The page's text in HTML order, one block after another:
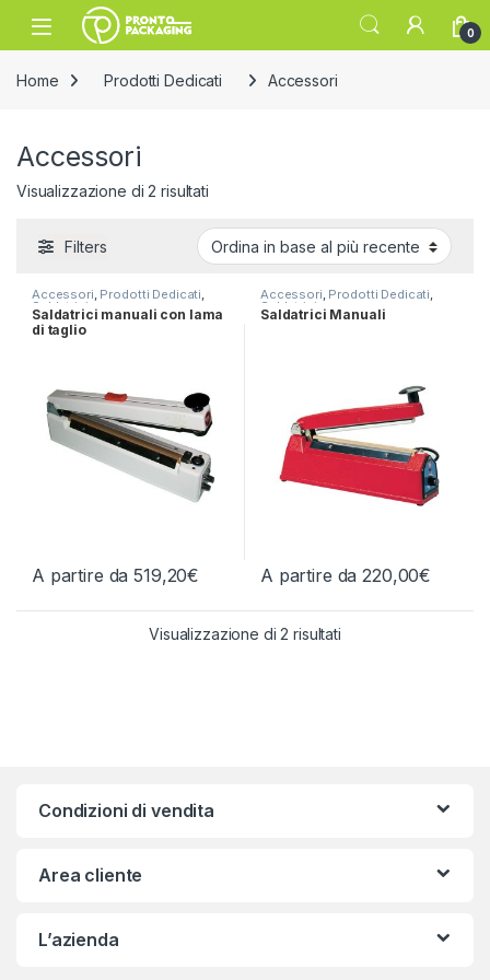
Skip to navigation
Skip to content
Open 0
Home Prodotti Dedicati Accessori
Accessori
Visualizzazione di 2 risultatiOrdina in base al più recente
Filters
Accessori, Prodotti Dedicati,
Saldatrici
Saldatrici manuali con lama
di taglio
A partire da519,20€
Questo prodotto ha più varianti. Le opzioni possono essere
Accessori, Prodotti Dedicati,
Saldatrici
Saldatrici Manuali
A partire da220,00€
Questo prodotto ha più
Visualizzazione di 2 risultatiOrdina in base al
Condizioni di vendita
Area cliente
L’azienda